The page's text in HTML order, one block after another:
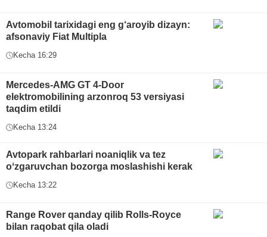
Avtomobil tarixidagi eng g‘aroyib dizayn:
afsonaviy Fiat Multipla
Kecha 16:29
Mercedes-AMG GT 4-Door
elektromobilining arzonroq 53 versiyasi
taqdim etildi
Kecha 13:24
Avtopark rahbarlari noaniqlik va tez
oʻzgaruvchan bozorga moslashishi kerak
Kecha 13:22
Range Rover qanday qilib Rolls-Royce
bilan raqobat qila oladi